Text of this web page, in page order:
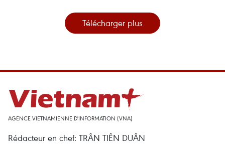
Télécharger plus
AGENCE VIETNAMIENNE D'INFORMATION (VNA)
Rédacteur en chef: TRÂN TIÊN DUÂN